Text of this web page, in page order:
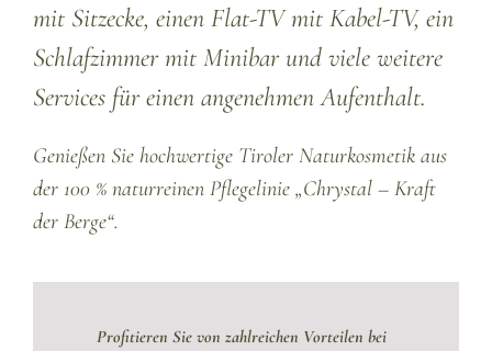
mit Sitzecke, einen Flat-TV mit Kabel-TV, ein
Schlafzimmer mit Minibar und viele weitere
Services für einen angenehmen Aufenthalt.
Genießen Sie hochwertige Tiroler Naturkosmetik aus
der 100 % naturreinen Pflegelinie „Chrystal – Kraft
der Berge“.
Profitieren Sie von zahlreichen Vorteilen bei